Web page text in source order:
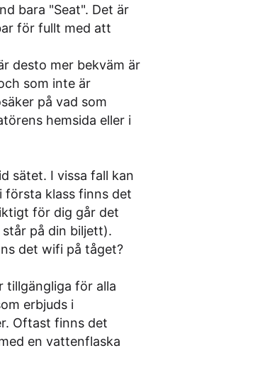
bara "Seat". Det är
för fullt med att
desto mer bekväm är
som inte är
på vad som
hemsida eller i
sätet. I vissa fall kan
första klass finns det
för dig går det
på din biljett).
det wifi på tåget?
tillgängliga för alla
erbjuds i
Oftast finns det
en vattenflaska